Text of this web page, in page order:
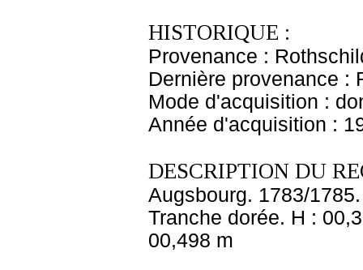
HISTORIQUE :
Provenance :
Dernière provenance :
Mode d'acquisition :
Année d'acquisition :
DESCRIPTION DU
Augsbourg. 1783/
Tranche dorée. H :
00,498 m